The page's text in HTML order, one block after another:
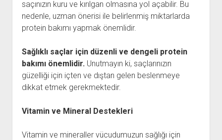
saçınızın kuru ve kırılgan olmasına yol açabilir. Bu
nedenle, uzman önerisi ile belirlenmiş miktarlarda
protein bakımı yapmak önemlidir.
Sağlıklı saçlar için düzenli ve dengeli protein
bakımı önemlidir. Unutmayın ki, saçlarınızın
güzelliği için içten ve dıştan gelen beslenmeye
dikkat etmek gerekmektedir.
Vitamin ve Mineral Destekleri
Vitamin ve mineraller vücudumuzun sağlığı için